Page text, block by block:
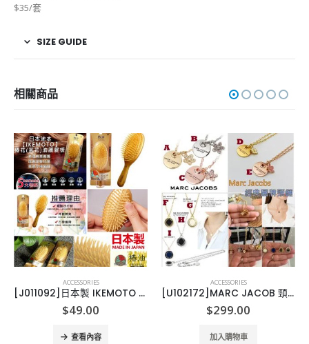
$35/套
SIZE GUIDE
相關商品
ACCESSORIES
[J011092]日本製 IKEMOTO 山茶花椿油按摩梳
$49.00
查看內容
ACCESSORIES
[U102172]MARC JACOB 頸鏈
$299.00
加入購物車